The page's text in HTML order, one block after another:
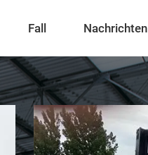
Fall Nachrichten